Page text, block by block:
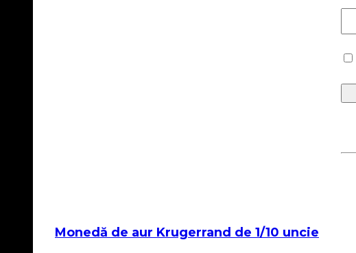
Monedă de aur Krugerrand de 1/10 uncie